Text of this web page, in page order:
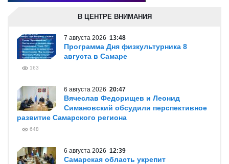
В ЦЕНТРЕ ВНИМАНИЯ
7 августа 2026 13:48
Программа Дня физкультурника 8
августа в Самаре
163
6 августа 2026 20:47
Вячеслав Федорищев и Леонид
Симановский обсудили перспективное
развитие Самарского региона
648
6 августа 2026 12:39
Самарская область укрепит